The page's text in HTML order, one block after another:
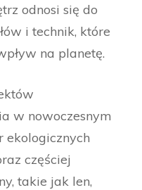
odnosi się do
i technik, które
na planetę.
w nowoczesnym
ekologicznych
częściej
takie jak len,